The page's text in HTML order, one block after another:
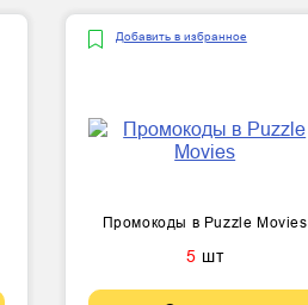
Добавить в избранное
Промокоды в Puzzle Movies
5 шт